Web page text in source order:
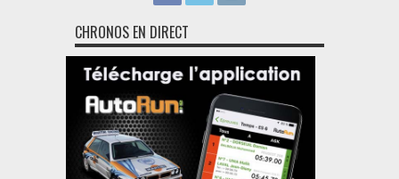
CHRONOS EN DIRECT